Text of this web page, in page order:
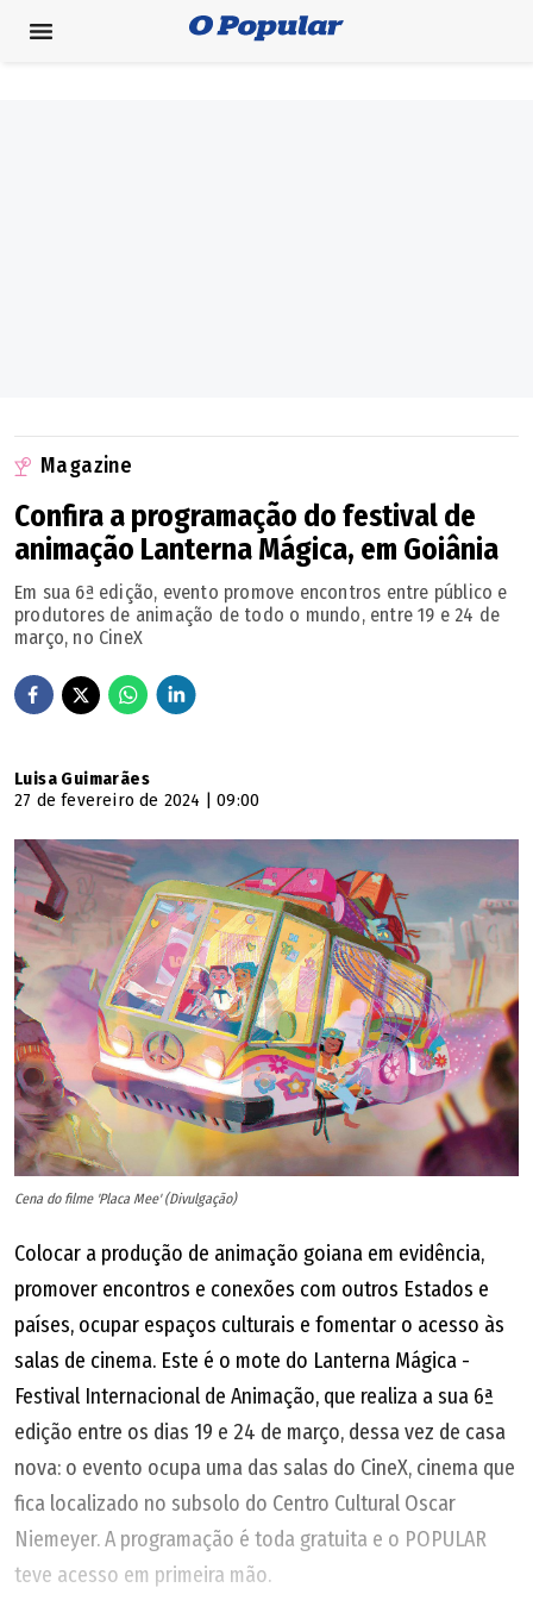
Magazine
Confira a programação do festival de
animação Lanterna Mágica, em Goiânia
Em sua 6ª edição, evento promove encontros entre público e
produtores de animação de todo o mundo, entre 19 e 24 de
março, no CineX
Luisa Guimarães
27 de fevereiro de 2024 | 09:00
Cena do filme 'Placa Mee' (Divulgação)
Colocar a produção de animação goiana em evidência,
promover encontros e conexões com outros Estados e
países, ocupar espaços culturais e fomentar o acesso às
salas de cinema. Este é o mote do Lanterna Mágica -
Festival Internacional de Animação, que realiza a sua 6ª
edição entre os dias 19 e 24 de março, dessa vez de casa
nova: o evento ocupa uma das salas do CineX, cinema que
fica localizado no subsolo do Centro Cultural Oscar
Niemeyer. A programação é toda gratuita e o POPULAR
teve acesso em primeira mão.